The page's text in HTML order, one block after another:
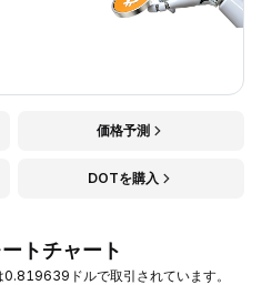
価格予測
DOTを購入
トチャート
ドルで取引されています。